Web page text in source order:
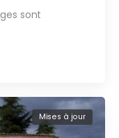
sont
Mises à jour